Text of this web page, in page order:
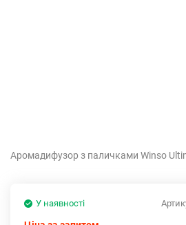
Аромадифузор з паличками Winso
У наявності